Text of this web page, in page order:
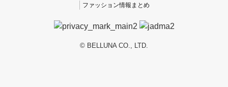
ファッション情報まとめ
© BELLUNA CO., LTD.